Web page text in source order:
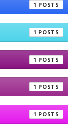
1
1
1
1
1